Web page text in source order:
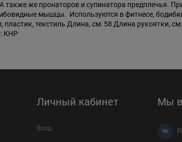
же пронаторов и супинатора предплечья.
мышцы. Используются в фитнесе,
текстиль Длина, см: 58 Длина рукоятки,
КНР
Личный кабинет
Вход
Мы в